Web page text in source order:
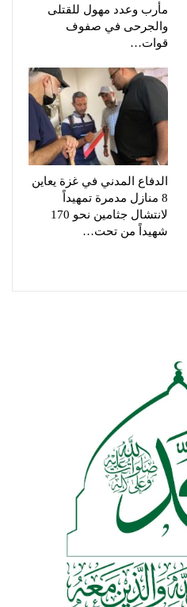
مأرب وعدد مهول للقتلى
والجرحى في صفوف
قوات…
الدفاع المدني في غزة يعاين
8 منازل مدمرة تمهيداً
لانتشال جثامين نحو 170
شهيداً من تحت…